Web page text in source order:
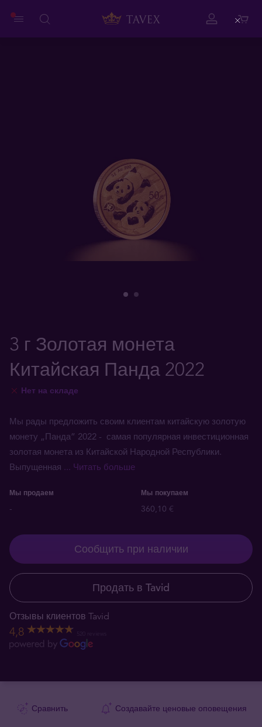
3 г Золотая монета
Китайская Панда 2022
Нет на складе
Мы рады предложить своим клиентам китайскую золотую
монету „Панда” 2022 - самая популярная инвестиционная
золотая монета из Китайской Народной Республики.
Выпущенная ... Читать больше
Мы продаем Мы покупаем
- 360,10 €
Сообщить при наличии
Продать в Tavid
Отзывы клиентов Tavid
4,8
Сравнить Создавайте ценовые оповещения
Close